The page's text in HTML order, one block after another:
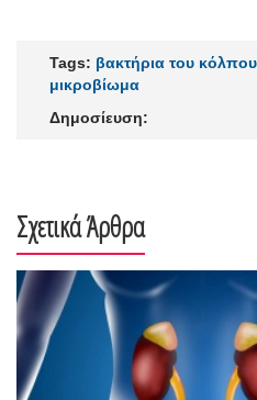
Tags: βακτήρια του κόλπου
μικροβίωμα
Δημοσίευση:
Σχετικά Άρθρα